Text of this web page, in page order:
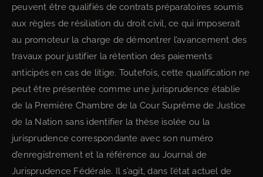
peuvent être qualifiés de contrats préparatoires soumis
aux règles de résiliation du droit civil, ce qui imposerait
au promoteur la charge de démontrer l’avancement des
travaux pour justifier la rétention des paiements
anticipés en cas de litige. Toutefois, cette qualification ne
peut être présentée comme une jurisprudence établie
de la Première Chambre de la Cour Suprême de Justice
de la Nation sans identifier la thèse isolée ou la
jurisprudence correspondante avec son numéro
d’enregistrement et la référence au Journal de
Jurisprudence Fédérale. Il s’agit, dans l’état actuel de